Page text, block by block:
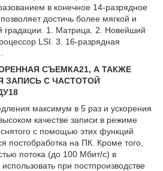
в конечное 14-разрядное
достичь более мягкой и
градации. 1. Матрица. 2. Новейший
LSI. 3. 16-разрядная
СЪЕМКА21, А ТАКЖЕ
ЗАПИСЬ С ЧАСТОТОЙ
18
максимум в 5 раз и ускорения
качестве записи в режиме
с помощью этих функций
постобработка на ПК. Кроме того,
потока (до 100 Мбит/с) в
при постпроизводстве